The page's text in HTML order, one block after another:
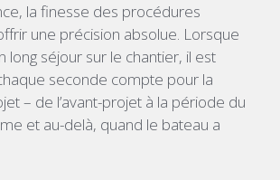
la finesse des procédures
une précision absolue. Lorsque
long séjour sur le chantier, il est
seconde compte pour la
– de l’avant-projet à la période du
et au-delà, quand le bateau a